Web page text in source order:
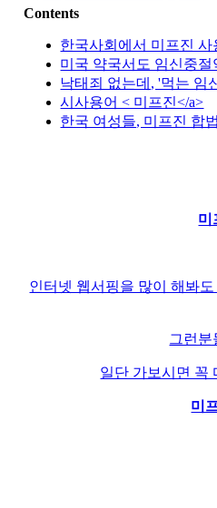
Contents
한국사회에서 미프진
미국 약국서도 임신중
낙태죄 없는데, '먹는 임
시사용어 < 미프진</a>
한국 여성들, 미프진 합
미
인터넷 웹서핑을 많이 해봐
그런
일단 가보시면 꼭
미